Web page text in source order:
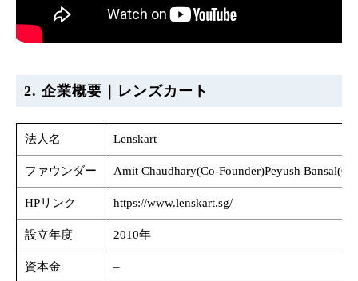
2. 企業概要｜レンズカート
法人名 Lenskart
ファウンダー Amit Chaudhary(Co-Founder)Peyush
HPリンク https://www.lenskart.sg/
設立年度 2010年
資本金 –